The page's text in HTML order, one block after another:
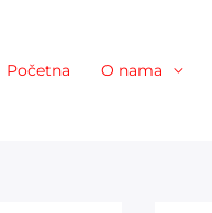
Početna O nama